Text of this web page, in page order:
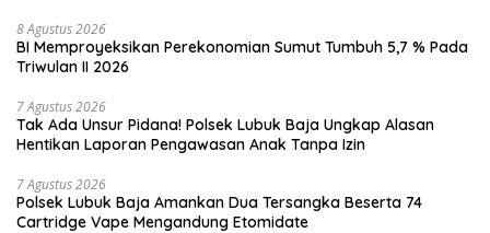
8 Agustus 2026
BI Memproyeksikan Perekonomian Sumut Tumbuh 5,7 % Pada
Triwulan II 2026
7 Agustus 2026
Tak Ada Unsur Pidana! Polsek Lubuk Baja Ungkap Alasan
Hentikan Laporan Pengawasan Anak Tanpa Izin
7 Agustus 2026
Polsek Lubuk Baja Amankan Dua Tersangka Beserta 74
Cartridge Vape Mengandung Etomidate